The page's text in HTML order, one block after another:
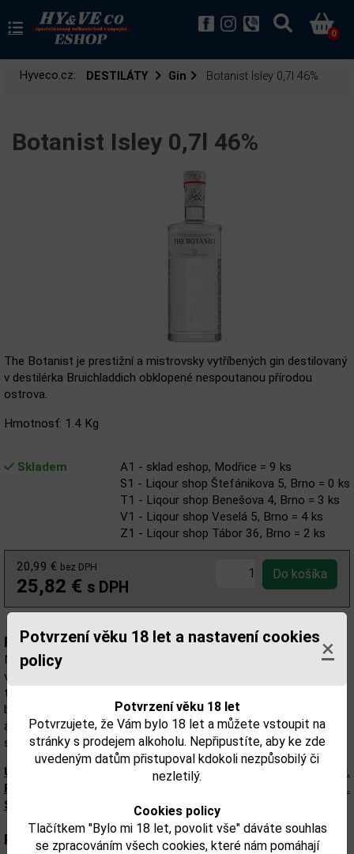
Potvrzení věku 18 let a nastavení cookies
policy
×
Potvrzení věku 18 let
Potvrzujete, že Vám bylo 18 let a můžete vstoupit na
stránky s prodejem alkoholu. Nepřipustíte, aby ke zde
uvedeným datům přistupoval kdokoli nezpůsobilý či
nezletilý.
Cookies policy
Tlačítkem "Bylo mi 18 let, povolit vše" dáváte souhlas
se zpracováním všech cookies, které nám pomáhají
0
Hyveco.cz: DESTILÁTY Gin Botanist Isley 0,7l 46%
Botanist Isley 0,7l 46%
The Botanist je prestižní a mistrovsky vytříbených gin destilovaný
v destilérka Bruichladdich obklopené nespoutanou přírodou
ostrova.
Hmotnosť: 1.4 Kg
Skladem
A1 - sklad eshop, Modřice = 9 ks
S1 - Liqour shop Štefánikova 5, Brno = 0 ks
T1 - Liqour shop Benešova 4, Brno = 3 ks
V1 - Liqour shop Veselá 5, Brno = 4 ks
Z1 - Liqour shop Tábor 36, Brno = 2 ks
20,99 € bez DPH
25,82 € s DPH
Popis:
Nadmíru lákavý, saténově hladký gin s explodujícími květovými
vůněmi a bohatou, lahodně vyzrálou chutí. Je to gin jak pro mysl,
tak pro podnebí - gin pro myslitelů. The Botanist je jako dech
botanického ostrova Islay v jediném poháru. Obsahuje 31
aromatických bylin a květin rostoucí na ostrově a tak doplňuje
sestavu devíti klasických rostlin na výrobu ginu.
Upozorňujeme, že tento produkt môže obsahovať alergény.
Presné zloženie a alergény sú k dispozícii na obale výrobku.
Skontrolujte prosím pred konzumáciou.
Parametry: